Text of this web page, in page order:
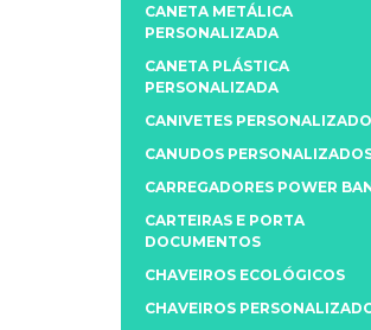
CANETA METÁLICA
PERSONALIZADA
CANETA PLÁSTICA
PERSONALIZADA
CANIVETES
CANUDOS
CARREGADORES POWER
CARTEIRAS E PORTA
DOCUMENTOS
CHAVEIROS ECOLÓGICOS
CHAVEIROS